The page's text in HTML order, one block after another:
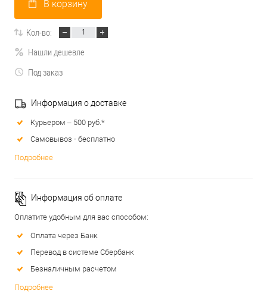
В корзину
Кол-во:
Нашли дешевле
Под заказ
Информация о доставке
Курьером – 500 руб.*
Самовывоз - бесплатно
Подробнее
Информация об оплате
Оплатите удобным для вас способом:
Оплата через Банк
Перевод в системе Сбербанк
Безналичным расчетом
Подробнее